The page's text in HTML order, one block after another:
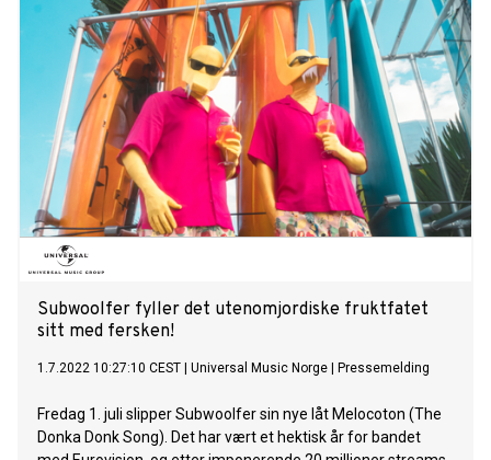
Fruktene er ute av bildet, og bestemødre metter dem lenger
ikke, ettersom ulvene nå utvider appetitten sin til å omfatte
nesten hvem som helst. Sammen med sin søster gir de deg
nå den fryktinngytende, men fengende låten “Howling”, så
lås dørene, løp og gjem deg, ellers kan du ende opp i
magesekken til en gul ulv! Låten ble selvfølgelig spilt inn på
den mørke siden av månen, i Subwoolfers romstudio i et
stille hjørne kalt krater Manchester. “Howling” følger også
med en musikkvideo, som har premiere kl 16:00 i morgen.
Se den HER. Subwoolfer er galaksens største band, og
består av brødrene Keith og Ji
Subwoolfer fyller det utenomjordiske fruktfatet
sitt med fersken!
1.7.2022 10:27:10 CEST Universal Music Norge Pressemelding
Fredag 1. juli slipper Subwoolfer sin nye låt Melocoton (The
Donka Donk Song). Det har vært et hektisk år for bandet